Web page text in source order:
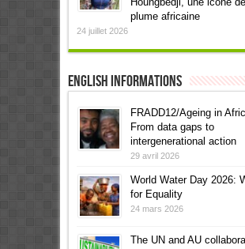
plume africaine
24 juillet 2026
English informations
FRADD12/Ageing in
From data gaps to
intergenerational action
29 avril 2026
World Water Day 2026:
for Equality
24 mars 2026
The UN and AU